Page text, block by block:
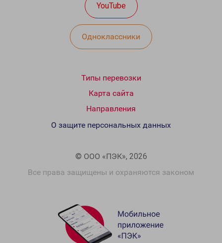
YouTube
Одноклассники
Типы перевозки
Карта сайта
Направления
© ООО «ПЭК», 2026
Все права защищены и охраняются законом
О защите персональных данных